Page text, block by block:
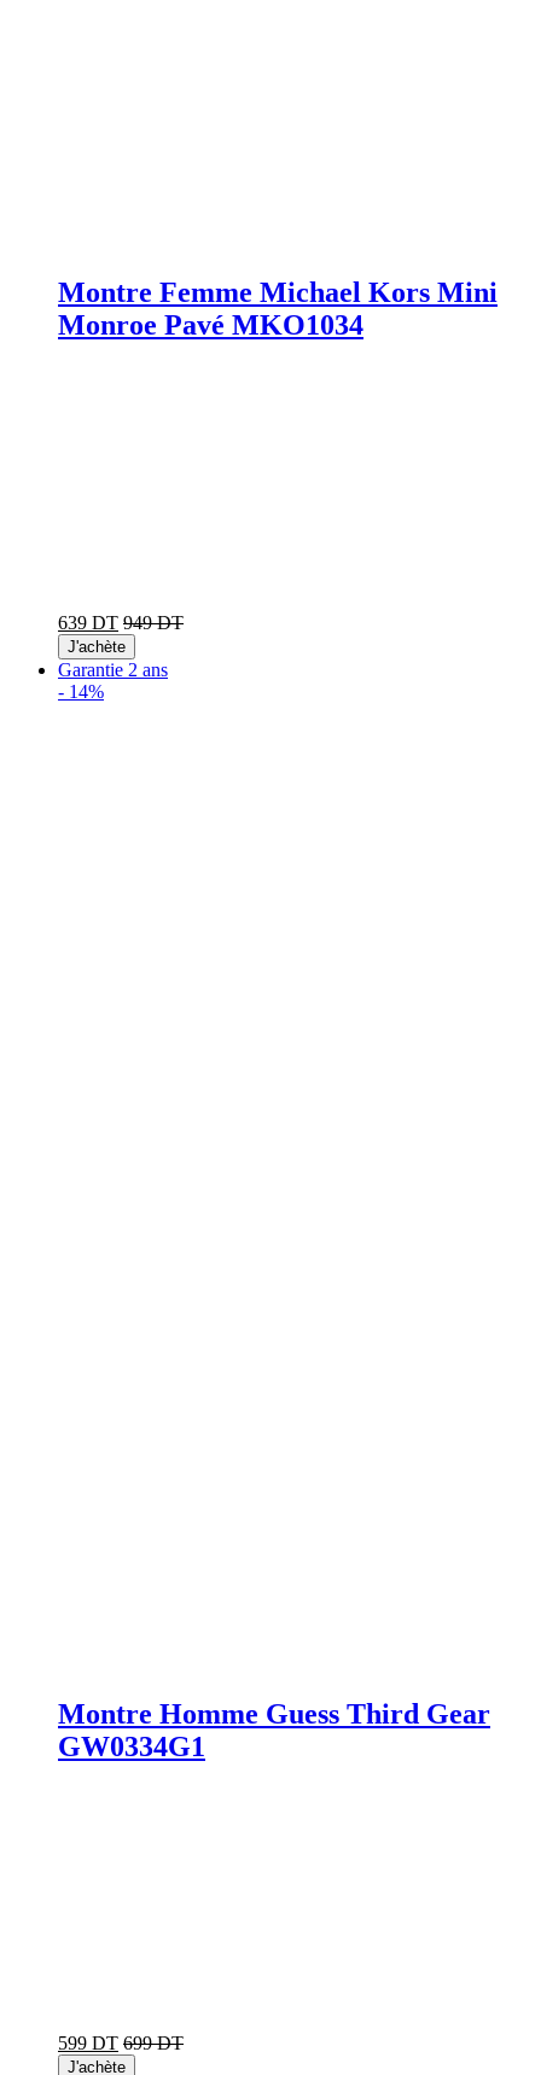
Montre Femme Michael Kors Mini
Monroe Pavé MKO1034
639 DT 949 DT
J'achète
Garantie 2 ans
- 14%
Montre Homme Guess Third Gear
GW0334G1
599 DT 699 DT
J'achète